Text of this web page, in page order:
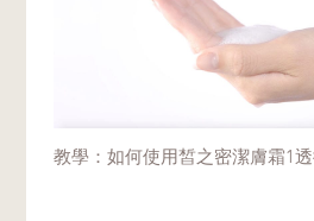
教學：如何使用皙之密潔膚霜1